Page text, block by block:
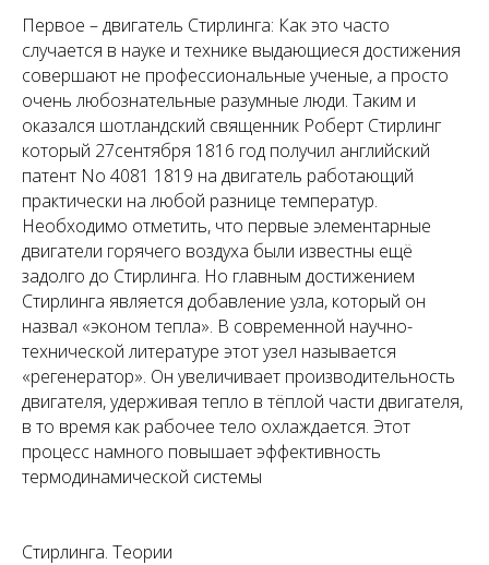
Первое – двигатель Стирлинга: Как это часто
случается в науке и технике выдающиеся достижения
совершают не профессиональные ученые, а просто
очень любознательные разумные люди. Таким и
оказался шотландский священник Роберт Стирлинг
который 27сентября 1816 год получил английский
патент No 4081 1819 на двигатель работающий
практически на любой разнице температур.
Необходимо отметить, что первые элементарные
двигатели горячего воздуха были известны ещё
задолго до Стирлинга. Но главным достижением
Стирлинга является добавление узла, который он
назвал «эконом тепла». В современной научно-
технической литературе этот узел называется
«регенератор». Он увеличивает производительность
двигателя, удерживая тепло в тёплой части двигателя,
в то время как рабочее тело охлаждается. Этот
процесс намного повышает эффективность
термодинамической системы
Стирлинга. Теории